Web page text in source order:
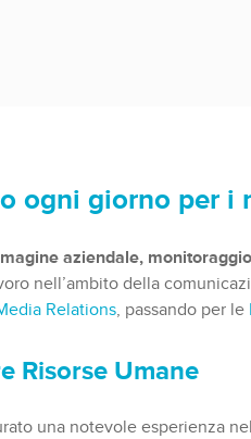
ogni giorno per
aziendale,
nell’ambito della
Relations , passando per le
Risorse Umane
una notevole esperienza